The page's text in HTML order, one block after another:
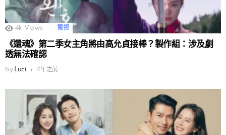
4k Views 電視
《還魂》第二季女主角將由高允貞接棒？製作組：涉及劇
透無法確認
by Luci 4年之前